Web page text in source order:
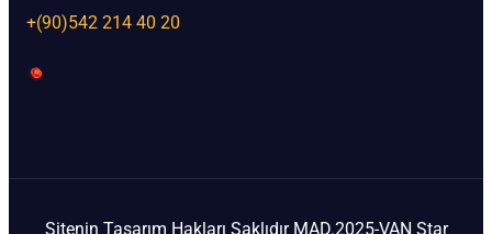
+(90)542 214 40 20
Sitenin Tasarım Hakları Saklıdır MAD.2025-VAN Star